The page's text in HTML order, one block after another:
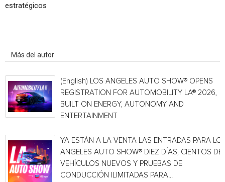
estratégicos
Más del autor
(English) LOS ANGELES AUTO SHOW® OPENS
REGISTRATION FOR AUTOMOBILITY LA® 2026,
BUILT ON ENERGY, AUTONOMY AND
ENTERTAINMENT
YA ESTÁN A LA VENTA LAS ENTRADAS PARA
ANGELES AUTO SHOW® DIEZ DÍAS, CIENTOS DE
VEHÍCULOS NUEVOS Y PRUEBAS DE
CONDUCCIÓN ILIMITADAS PARA...